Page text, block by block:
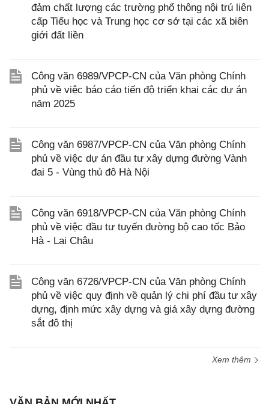
đảm chất lượng các trường phổ thông nội trú liên
cấp Tiểu học và Trung học cơ sở tại các xã biên
giới đất liền
Công văn 6989/VPCP-CN của Văn phòng Chính
phủ về việc báo cáo tiến độ triển khai các dự án
năm 2025
Công văn 6987/VPCP-CN của Văn phòng Chính
phủ về việc dự án đầu tư xây dựng đường Vành
đai 5 - Vùng thủ đô Hà Nội
Công văn 6918/VPCP-CN của Văn phòng Chính
phủ về việc đầu tư tuyến đường bộ cao tốc Bảo
Hà - Lai Châu
Công văn 6726/VPCP-CN của Văn phòng Chính
phủ về việc quy định về quản lý chi phí đầu tư xây
dựng, định mức xây dựng và giá xây dựng đường
sắt đô thị
Xem thêm